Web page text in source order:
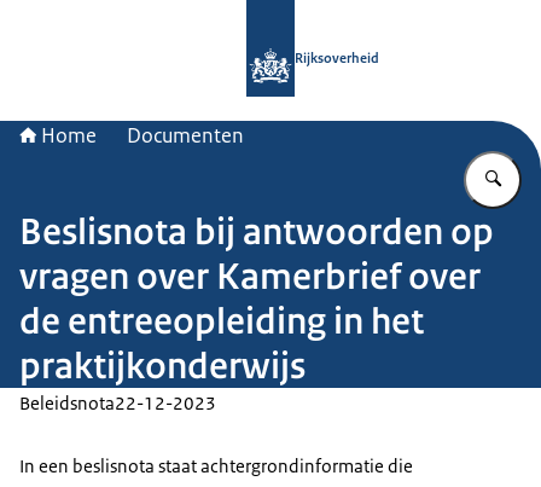
Rijksoverheid
Home Documenten
Beslisnota bij antwoorden op
vragen over Kamerbrief over
de entreeopleiding in het
praktijkonderwijs
Beleidsnota22-12-2023
In een beslisnota staat achtergrondinformatie die